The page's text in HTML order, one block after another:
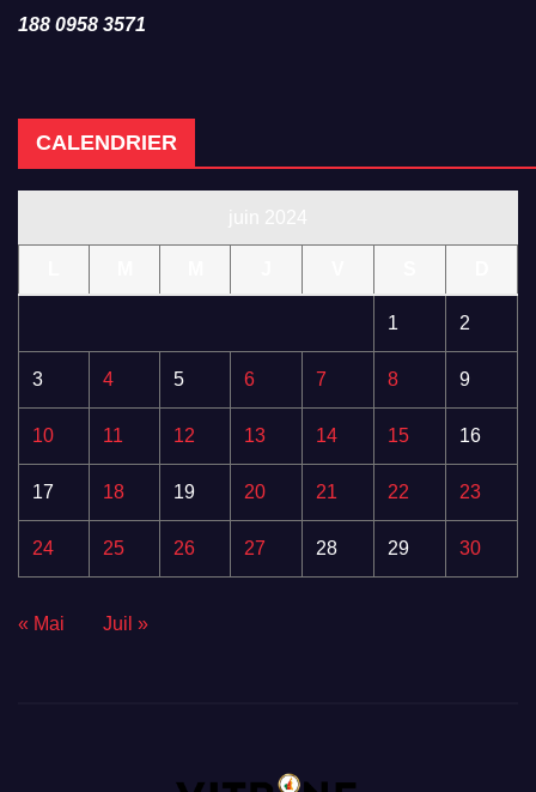
188 0958 3571
CALENDRIER
1 2
3 4 5 6 7 8 9
10 11 12 13 14 15 16
17 18 19 20 21 22 23
24 25 26 27 28 29 30
« Mai Juil »